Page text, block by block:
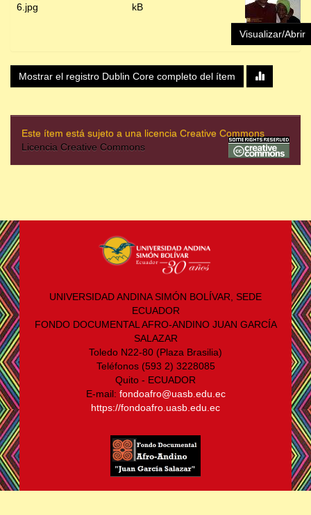
6.jpg
kB
Visualizar/Abrir
Mostrar el registro Dublin Core completo del ítem
Este ítem está sujeto a una licencia Creative Commons
Licencia Creative Commons
UNIVERSIDAD ANDINA SIMÓN BOLÍVAR, SEDE
ECUADOR
FONDO DOCUMENTAL AFRO-ANDINO JUAN GARCÍA
SALAZAR
Toledo N22-80 (Plaza Brasilia)
Teléfonos (593 2) 3228085
Quito - ECUADOR
E-mail: fondoafro@uasb.edu.ec
https://fondoafro.uasb.edu.ec